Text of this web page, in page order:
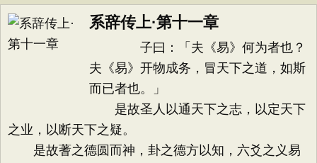
系辞传上·第十一章
子曰：「夫《易》何为者也？
夫《易》开物成务，冒天下之道，如斯
而已者也。」
是故圣人以通天下之志，以定天下
之业，以断天下之疑。
是故蓍之德圆而神，卦之德方以知，六爻之义易